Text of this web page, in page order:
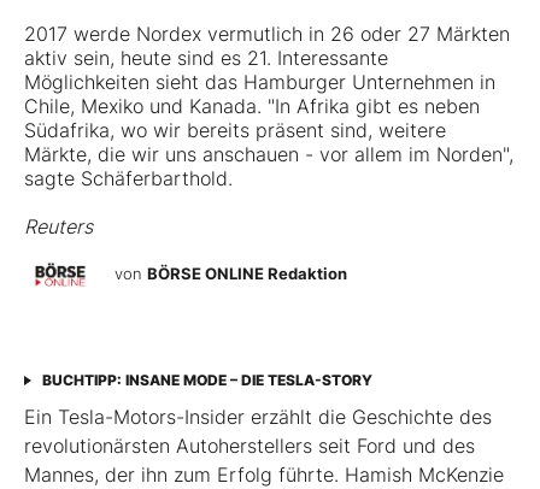
2017 werde Nordex vermutlich in 26 oder 27 Märkten
aktiv sein, heute sind es 21. Interessante
Möglichkeiten sieht das Hamburger Unternehmen in
Chile, Mexiko und Kanada. "In Afrika gibt es neben
Südafrika, wo wir bereits präsent sind, weitere
Märkte, die wir uns anschauen - vor allem im Norden",
sagte Schäferbarthold.
Reuters
von BÖRSE ONLINE Redaktion
BUCHTIPP: INSANE MODE – DIE TESLA-STORY
Ein Tesla-Motors-Insider erzählt die Geschichte des
revolutionärsten Autoherstellers seit Ford und des
Mannes, der ihn zum Erfolg führte. Hamish McKenzie